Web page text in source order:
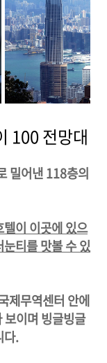
100 전망대
밀어낸 118층의
이 이곳에 있으
티를 맛볼 수 있
제무역센터 안에
이며 빙글빙글
다.